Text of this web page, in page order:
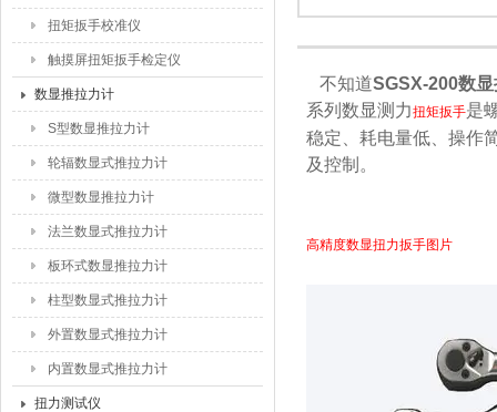
扭矩扳手校准仪
触摸屏扭矩扳手检定仪
数显推拉力计
S型数显推拉力计
轮辐数显式推拉力计
微型数显推拉力计
法兰数显式推拉力计
板环式数显推拉力计
柱型数显式推拉力计
外置数显式推拉力计
内置数显式推拉力计
扭力测试仪
不知道SGSX-200数
系列数显测力扭矩扳手是
稳定、耗电量低、操作
及控制。
高精度数显扭力扳手图片